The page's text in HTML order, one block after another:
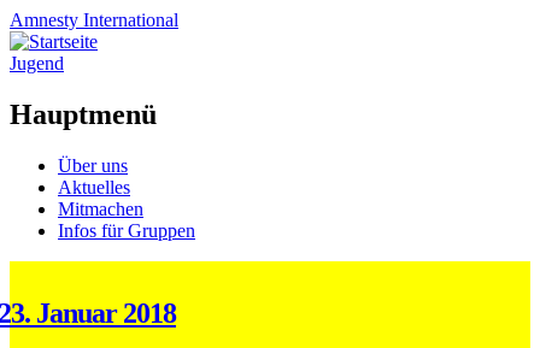
Amnesty International
Jugend
Hauptmenü
Zum
Inhalt
springen
Über uns
Aktuelles
Mitmachen
Infos für Gruppen
Januar 2018